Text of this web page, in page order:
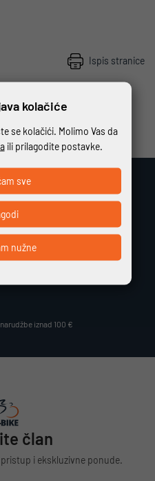
Ispis stranice
plaćanje
bez kamata
iznad 100 €
član
i ekskluzivne ponude.
kolačiće
se kolačići. Molimo Vas da
ili prilagodite postavke.
nužne
sve